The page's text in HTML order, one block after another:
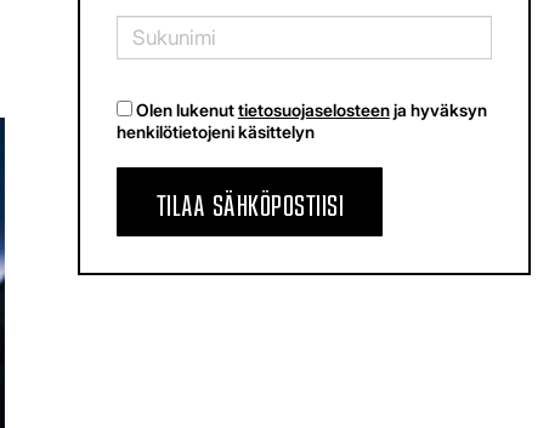
Olen lukenuttietosuojaselosteenja hyväksyn
henkilötietojeni käsittelyn
TILAA SÄHKÖPOSTIISI